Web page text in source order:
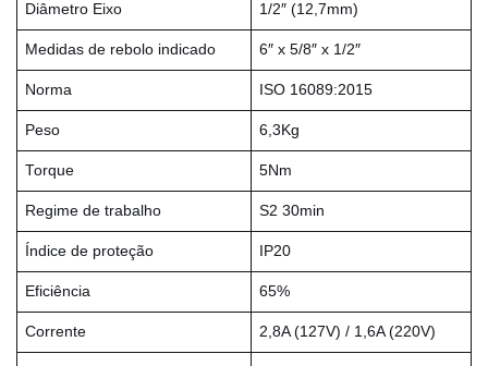
Diâmetro Eixo 1/2″ (12,7mm)
Medidas de rebolo indicado 6″ x 5/8″ x 1/2″
Norma ISO 16089:2015
Peso 6,3Kg
Torque 5Nm
Regime de trabalho S2 30min
Índice de proteção IP20
Eficiência 65%
Corrente 2,8A (127V) / 1,6A (220V)